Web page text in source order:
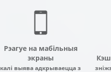
Рэагуе на мабільныя
экраны
калі выява адкрываецца з
Кэш